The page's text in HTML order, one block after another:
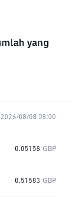
yang
2026/08/08 08:00
0.05158 GBP
0.51583 GBP